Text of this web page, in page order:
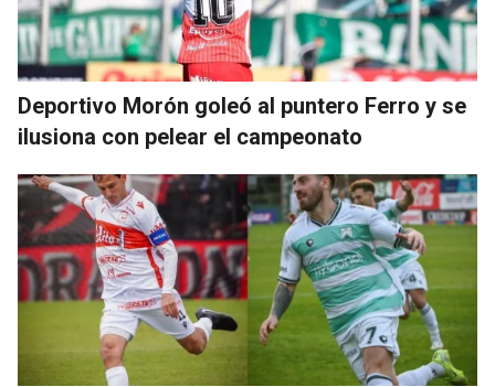
Deportivo Morón goleó al puntero Ferro y se
ilusiona con pelear el campeonato